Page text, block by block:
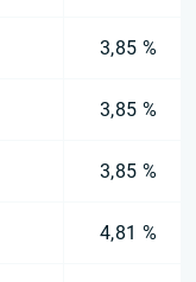
3,85 %
3,85 %
3,85 %
4,81 %